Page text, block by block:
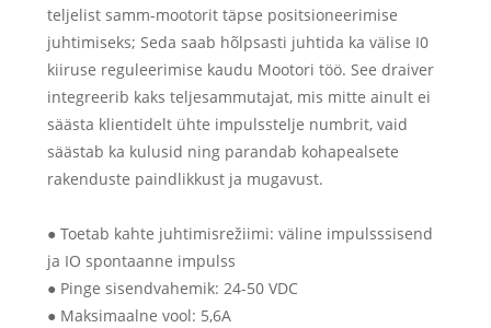
teljelist samm-mootorit täpse positsioneerimise
juhtimiseks; Seda saab hõlpsasti juhtida ka välise I0
kiiruse reguleerimise kaudu Mootori töö. See draiver
integreerib kaks teljesammutajat, mis mitte ainult ei
säästa klientidelt ühte impulsstelje numbrit, vaid
säästab ka kulusid ning parandab kohapealsete
rakenduste paindlikkust ja mugavust.
● Toetab kahte juhtimisrežiimi: väline impulsssisend
ja IO spontaanne impulss
● Pinge sisendvahemik: 24-50 VDC
● Maksimaalne vool: 5,6A